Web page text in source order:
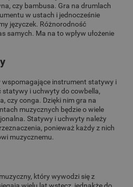
czy bambusa. Gra na drumlach
w ustach i jednocześnie
języczek. Różnorodność
samych. Ma na to wpływ ułożenie
wspomagające instrument statywy i
i uchwyty do cowbella,
czy conga. Dzięki nim gra na
muzycznych będzie o wiele
Statywy i uchwyty należy
ponieważ każdy z nich
muzycznemu.
który wywodzi się z
wielu lat wstecz, jednakże do